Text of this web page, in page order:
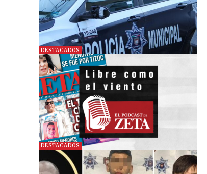
DESTACADOS
DESTACADOS